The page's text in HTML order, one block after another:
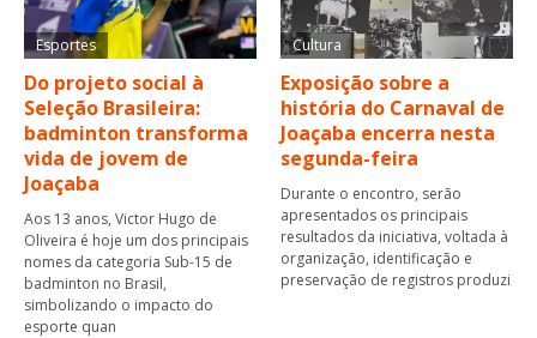
Esportes
Do projeto social à
Seleção Brasileira:
badminton transforma
vida de jovem de
Joaçaba
Aos 13 anos, Victor Hugo de
Oliveira é hoje um dos principais
nomes da categoria Sub-15 de
badminton no Brasil,
simbolizando o impacto do
esporte quan
Cultura
Exposição sobre a
história do Carnaval de
Joaçaba encerra nesta
segunda-feira
Durante o encontro, serão
apresentados os principais
resultados da iniciativa, voltada à
organização, identificação e
preservação de registros produzi